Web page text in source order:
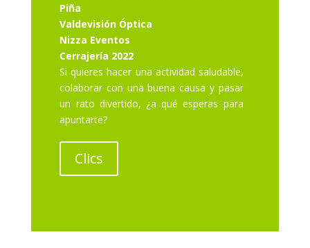
Piña
Valdevisión Óptica
Nizza Eventos
Cerrajería 2022
Si quieres hacer una actividad saludable,
colaborar con una buena causa y pasar
un rato divertido, ¿a qué esperas para
apuntarte?
Clics